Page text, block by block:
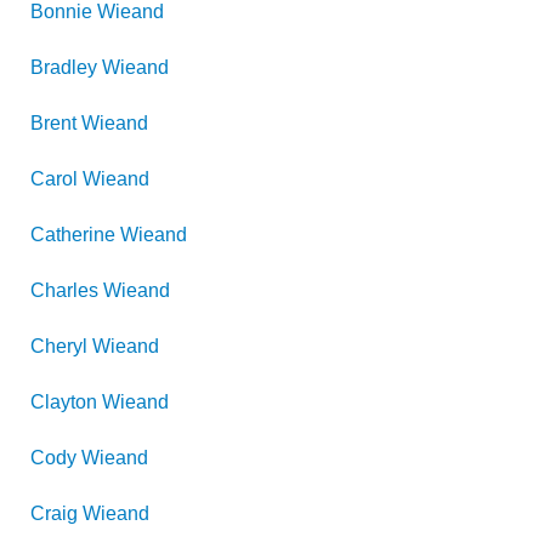
Bonnie Wieand
Bradley Wieand
Brent Wieand
Carol Wieand
Catherine Wieand
Charles Wieand
Cheryl Wieand
Clayton Wieand
Cody Wieand
Craig Wieand